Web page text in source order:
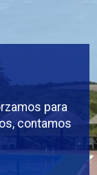
para
contamos